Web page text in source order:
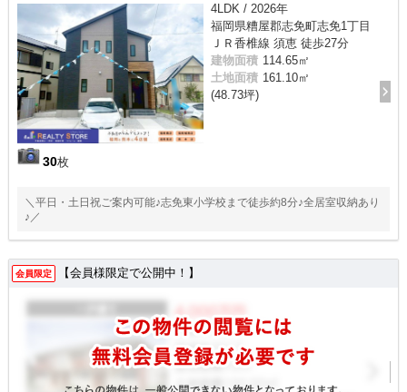
30枚
4LDK / 2026年
福岡県糟屋郡志免町志免1丁目
ＪＲ香椎線 須恵 徒歩27分
建物面積 114.65㎡
土地面積 161.10㎡
(48.73坪)
＼平日・土日祝ご案内可能♪志免東小学校まで徒歩約8分♪全居室収納あり
♪／
会員限定 【会員様限定で公開中！】